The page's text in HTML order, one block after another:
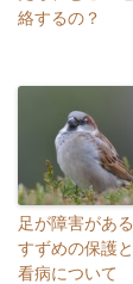
絡するの？
足が障害がある
すずめの保護と
看病について